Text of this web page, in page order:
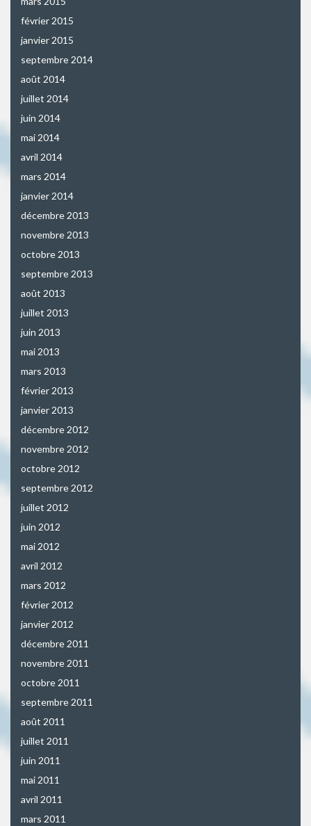
février 2015
janvier 2015
septembre 2014
août 2014
juillet 2014
juin 2014
mai 2014
avril 2014
mars 2014
janvier 2014
décembre 2013
novembre 2013
octobre 2013
septembre 2013
août 2013
juillet 2013
juin 2013
mai 2013
mars 2013
février 2013
janvier 2013
décembre 2012
novembre 2012
octobre 2012
septembre 2012
juillet 2012
juin 2012
mai 2012
avril 2012
mars 2012
février 2012
janvier 2012
décembre 2011
novembre 2011
octobre 2011
septembre 2011
août 2011
juillet 2011
juin 2011
mai 2011
avril 2011
mars 2011